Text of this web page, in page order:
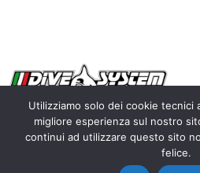
Copyright 2010 – 2026
wildlife photography – P.IVA
Utilizziamo solo dei cookie tecnici
migliore esperienza sul nostro
continui ad utilizzare questo sito
felice.